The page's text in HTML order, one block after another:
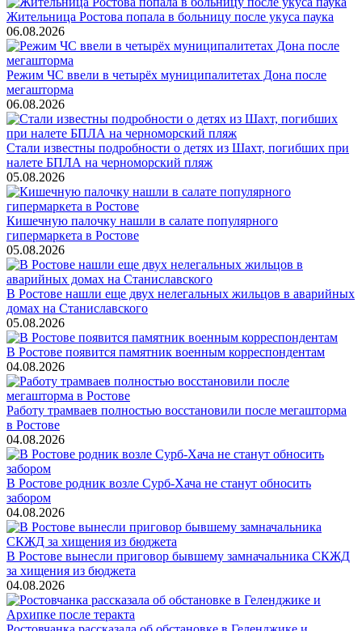
Жительница Ростова попала в больницу после укуса паука
06.08.2026
Режим ЧС ввели в четырёх муниципалитетах Дона после
мегашторма
06.08.2026
Стали известны подробности о детях из Шахт, погибших при
налете БПЛА на черноморский пляж
05.08.2026
Кишечную палочку нашли в салате популярного
гипермаркета в Ростове
05.08.2026
В Ростове нашли еще двух нелегальных жильцов в аварийных
домах на Станиславского
05.08.2026
В Ростове появится памятник военным корреспондентам
04.08.2026
Работу трамваев полностью восстановили после мегашторма
в Ростове
04.08.2026
В Ростове родник возле Сурб-Хача не станут обносить
забором
04.08.2026
В Ростове вынесли приговор бывшему замначальника СКЖД
за хищения из бюджета
04.08.2026